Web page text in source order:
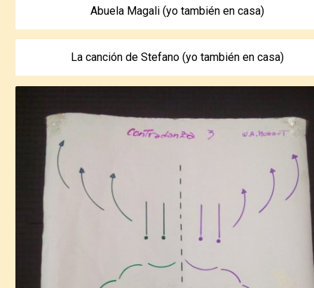
Abuela Magali (yo también en casa)
La canción de Stefano (yo también en casa)